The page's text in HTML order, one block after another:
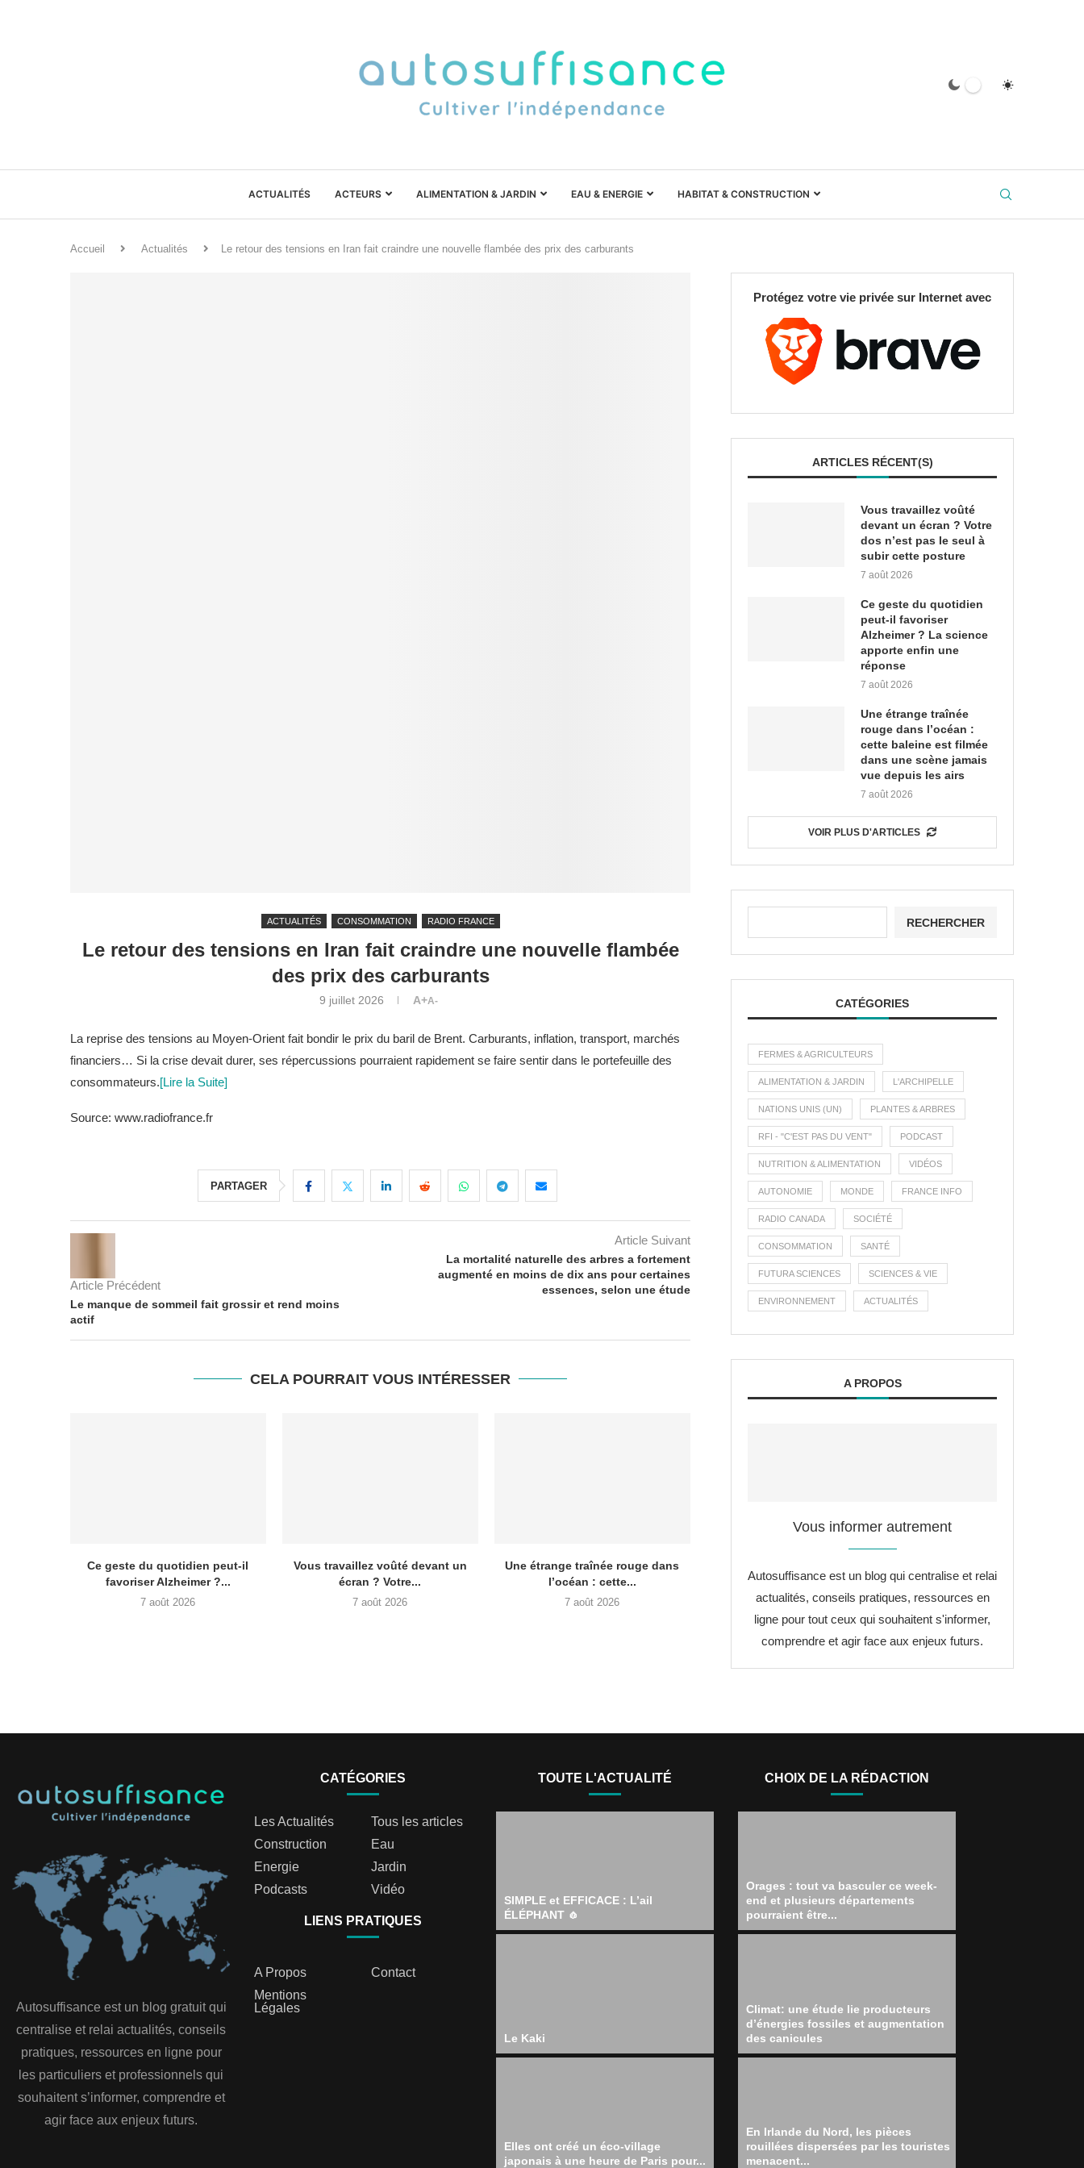
ACTUALITÉS ACTEURS ALIMENTATION & JARDIN EAU & ENERGIE HABITAT & CONSTRUCTION
Accueil Actualités Le retour des tensions en Iran fait craindre une nouvelle flambée des prix des carburants
ACTUALITÉS CONSOMMATION RADIO FRANCE
Le retour des tensions en Iran fait craindre une nouvelle flambée
des prix des carburants
9 juillet 2026 A+A-
La reprise des tensions au Moyen-Orient fait bondir le prix du baril de Brent. Carburants, inflation, transport, marchés
financiers… Si la crise devait durer, ses répercussions pourraient rapidement se faire sentir dans le portefeuille des
consommateurs.[Lire la Suite]
Source: www.radiofrance.fr
PARTAGER
Article Précédent
Le manque de sommeil fait grossir et rend moins
actif
Article Suivant
La mortalité naturelle des arbres a fortement
augmenté en moins de dix ans pour certaines
essences, selon une étude
CELA POURRAIT VOUS INTÉRESSER
Ce geste du quotidien peut-il
favoriser Alzheimer ?...
7 août 2026
Vous travaillez voûté devant un
écran ? Votre...
7 août 2026
Une étrange traînée rouge dans
l’océan : cette...
7 août 2026
Protégez votre vie privée sur Internet avec
ARTICLES RÉCENT(S)
Vous travaillez voûté
devant un écran ? Votre
dos n’est pas le seul à
subir cette posture
7 août 2026
Ce geste du quotidien
peut-il favoriser
Alzheimer ? La science
apporte enfin une
réponse
7 août 2026
Une étrange traînée
rouge dans l’océan :
cette baleine est filmée
dans une scène jamais
vue depuis les airs
7 août 2026
VOIR PLUS D'ARTICLES
RECHERCHER
CATÉGORIES
FERMES & AGRICULTEURS
ALIMENTATION & JARDIN L'ARCHIPELLE
NATIONS UNIS (UN) PLANTES & ARBRES
RFI - "C'EST PAS DU VENT" PODCAST
NUTRITION & ALIMENTATION VIDÉOS
AUTONOMIE MONDE FRANCE INFO
RADIO CANADA SOCIÉTÉ
CONSOMMATION SANTÉ
FUTURA SCIENCES SCIENCES & VIE
ENVIRONNEMENT ACTUALITÉS
A PROPOS
Vous informer autrement
Autosuffisance est un blog qui centralise et relai
actualités, conseils pratiques, ressources en
ligne pour tout ceux qui souhaitent s'informer,
comprendre et agir face aux enjeux futurs.
Autosuffisance est un blog gratuit qui
centralise et relai actualités, conseils
pratiques, ressources en ligne pour
les particuliers et professionnels qui
souhaitent s’informer, comprendre et
agir face aux enjeux futurs.
CATÉGORIES
Les Actualités
Tous les articles
Construction
Eau
Energie
Jardin
Podcasts
Vidéo
LIENS PRATIQUES
A Propos
Contact
Mentions
Légales
TOUTE L'ACTUALITÉ
SIMPLE et EFFICACE : L’ail
ÉLÉPHANT 🧄
Le Kaki
Elles ont créé un éco-village
japonais à une heure de Paris pour...
CHOIX DE LA RÉDACTION
Orages : tout va basculer ce week-
end et plusieurs départements
pourraient être...
Climat: une étude lie producteurs
d’énergies fossiles et augmentation
des canicules
En Irlande du Nord, les pièces
rouillées dispersées par les touristes
menacent...